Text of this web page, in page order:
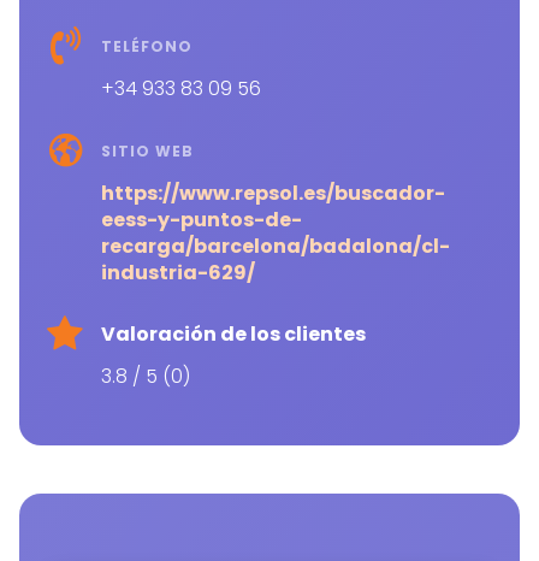
TELÉFONO
+34 933 83 09 56
SITIO WEB
https://www.repsol.es/buscador-
eess-y-puntos-de-
recarga/barcelona/badalona/cl-
industria-629/
Valoración de los clientes
3.8 / 5 (0)